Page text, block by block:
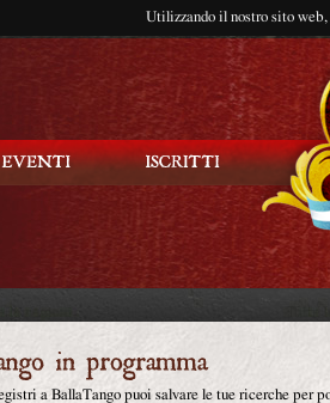
Utilizzando il nostro sito
a BallaTango puoi salvare le tue ricerche per